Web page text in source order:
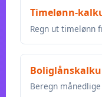
Timelønn-
Regn ut timelønn
Beregn